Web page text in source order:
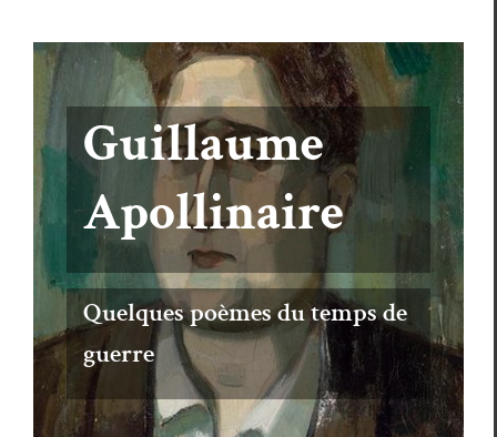
Francis
Catalano
LES QUATRE DEMI-VÉRITÉS,
Hiver, suivi de printemps, été,
automne et été indien